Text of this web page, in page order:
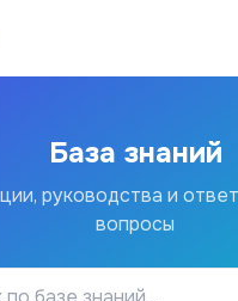
База знаний
руководства и
вопросы